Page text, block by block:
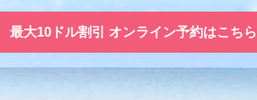
最大10ドル割引 オンライン予約はこちら